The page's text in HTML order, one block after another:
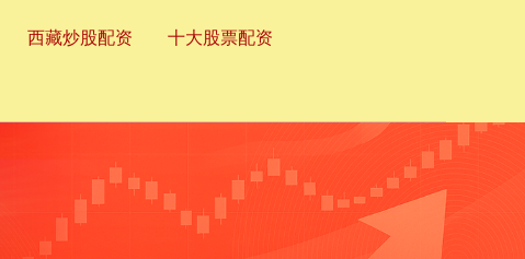
西藏炒股配资 十大股票配资